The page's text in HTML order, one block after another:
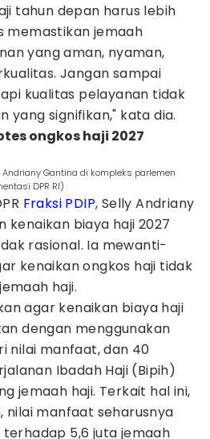
tahun depan harus lebih
memastikan jemaah
yang aman, nyaman,
Jangan sampai
kualitas pelayanan tidak
yang signifikan," kata dia.
ongkos haji 2027
Andriany Gantina di kompleks parlemen
DPR RI)
Fraksi PDIP, Selly Andriany
kenaikan biaya haji 2027
rasional. Ia mewanti-
kenaikan ongkos haji tidak
haji.
agar kenaikan biaya haji
dengan menggunakan
nilai manfaat, dan 40
Ibadah Haji (Bipih)
jemaah haji. Terkait hal ini,
nilai manfaat seharusnya
5,6 juta jemaah